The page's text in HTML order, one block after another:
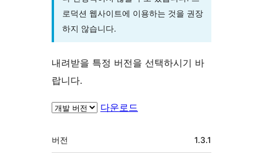
로덕션 웹사이트에 이용하는 것을 권장
하지 않습니다.
내려받을 특정 버전을 선택하시기 바
랍니다.
다운로드
기
버전 1.3.1